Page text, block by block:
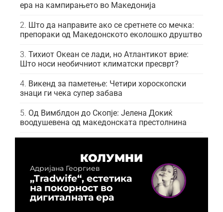
ера на кампирањето во Македонија
Што да направите ако се сретнете со мечка:
препораки од Македонското еколошко друштво
Тихиот Океан се лади, но Атлантикот врие:
Што носи необичниот климатски пресврт?
Викенд за паметење: Четири хороскопски
знаци ги чека супер забава
Од Вимблдон до Скопје: Јелена Докиќ
воодушевена од македонската престолнина
КОЛУМНИ
Адријана Георгиев
„Tradwife“, естетика
на покорност во
дигиталната ера